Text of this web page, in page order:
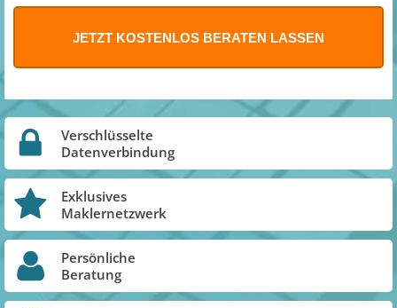
Verschlüsselte
Datenverbindung
Exklusives
Maklernetzwerk
Persönliche
Beratung